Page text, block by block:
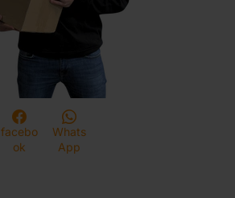
facebo
ok
Whats
App